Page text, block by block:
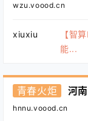
wzu.voood.cn
xiuxiu
【智
能...
青春火炬 河
hnnu.voood.cn